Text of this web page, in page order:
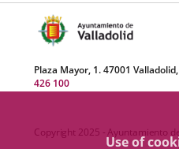
Use of
Plaza Mayor, 1. 47001
426 100
Copyright 2025 - Ayuntamiento